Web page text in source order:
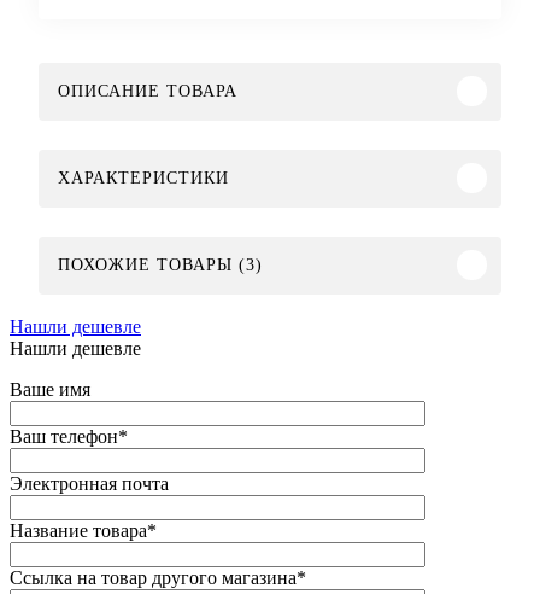
ОПИСАНИЕ ТОВАРА
ХАРАКТЕРИСТИКИ
ПОХОЖИЕ ТОВАРЫ (3)
Нашли дешевле
Нашли дешевле
Ваше имя
Ваш телефон*
Электронная почта
Название товара*
Ссылка на товар другого магазина*